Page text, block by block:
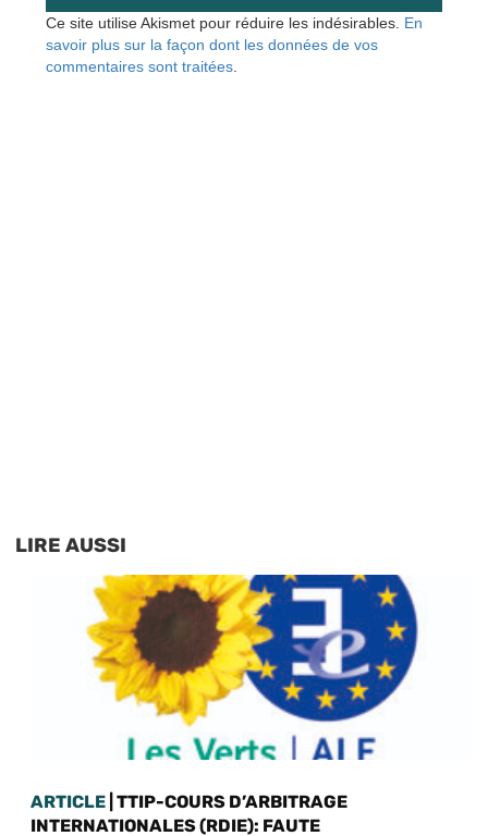
Ce site utilise Akismet pour réduire les indésirables. En
savoir plus sur la façon dont les données de vos
commentaires sont traitées
LIRE AUSSI
ARTICLE | TTIP-COURS D’ARBITRAGE
INTERNATIONALES (RDIE): FAUTE